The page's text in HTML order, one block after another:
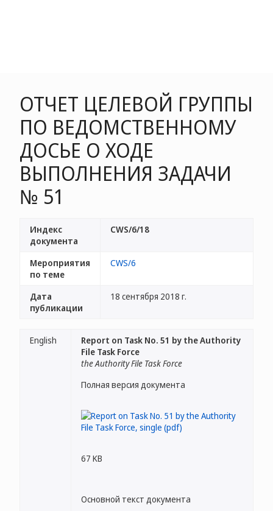
ОТЧЕТ ЦЕЛЕВОЙ ГРУППЫ
ПО ВЕДОМСТВЕННОМУ
ДОСЬЕ О ХОДЕ
ВЫПОЛНЕНИЯ ЗАДАЧИ
№ 51
Индекс
документа
CWS/6/18
Мероприятия
по теме
CWS/6
Дата
публикации
18 сентября 2018 г.
English
Report on Task No. 51 by the Authority
File Task Force
the Authority File Task Force
Полная версия документа
67 KB
Основной текст документа